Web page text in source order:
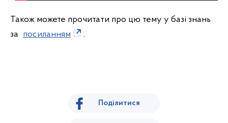
Також можете прочитати про цю тему у базі знань
за посиланням .
Поділитися